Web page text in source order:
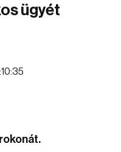
ügyét